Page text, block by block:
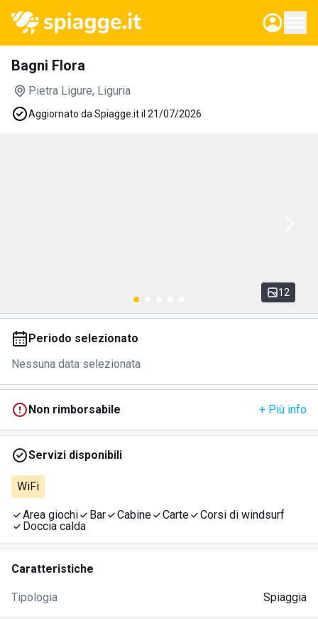
Bagni Flora
Pietra Ligure, Liguria
Aggiornato da Spiagge.it il 21/07/2026
12
Periodo selezionato
Nessuna data selezionata
Non rimborsabile + Più info
Servizi disponibili
WiFi
Area giochi Bar Cabine Carte
Corsi di windsurf
Doccia calda
Caratteristiche
Tipologia Spiaggia